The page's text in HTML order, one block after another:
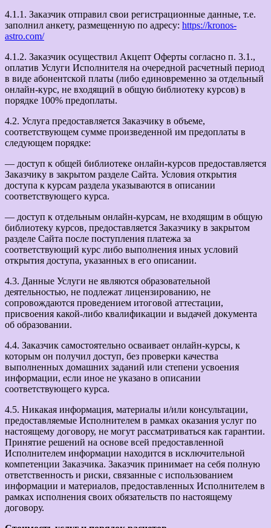
4.1.1. Заказчик отправил свои регистрационные данные, т.е.
заполнил анкету, размещенную по адресу: https://kronos-
astro.com/
4.1.2. Заказчик осуществил Акцепт Оферты согласно п. 3.1.,
оплатив Услуги Исполнителя на очередной расчетный период
в виде абонентской платы (либо единовременно за отдельный
онлайн-курс, не входящий в общую библиотеку курсов) в
порядке 100% предоплаты.
4.2. Услуга предоставляется Заказчику в объеме,
соответствующем сумме произведенной им предоплаты в
следующем порядке:
— доступ к общей библиотеке онлайн-курсов предоставляется
Заказчику в закрытом разделе Сайта. Условия открытия
доступа к курсам раздела указываются в описании
соответствующего курса.
— доступ к отдельным онлайн-курсам, не входящим в общую
библиотеку курсов, предоставляется Заказчику в закрытом
разделе Сайта после поступления платежа за
соответствующий курс либо выполнения иных условий
открытия доступа, указанных в его описании.
4.3. Данные Услуги не являются образовательной
деятельностью, не подлежат лицензированию, не
сопровождаются проведением итоговой аттестации,
присвоения какой-либо квалификации и выдачей документа
об образовании.
4.4. Заказчик самостоятельно осваивает онлайн-курсы, к
которым он получил доступ, без проверки качества
выполненных домашних заданий или степени усвоения
информации, если иное не указано в описании
соответствующего курса.
4.5. Никакая информация, материалы и/или консультации,
предоставляемые Исполнителем в рамках оказания услуг по
настоящему договору, не могут рассматриваться как гарантии.
Принятие решений на основе всей предоставленной
Исполнителем информации находится в исключительной
компетенции Заказчика. Заказчик принимает на себя полную
ответственность и риски, связанные с использованием
информации и материалов, предоставленных Исполнителем в
рамках исполнения своих обязательств по настоящему
договору.